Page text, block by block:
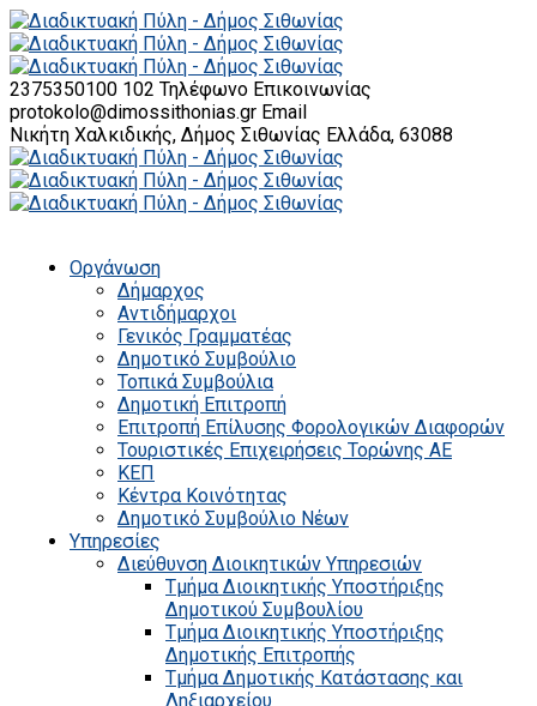
2375350100 102 Τηλέφωνο Επικοινωνίας
protokolo@dimossithonias.gr Email
Νικήτη Χαλκιδικής, Δήμος Σιθωνίας Ελλάδα, 63088
Οργάνωση
Δήμαρχος
Αντιδήμαρχοι
Γενικός Γραμματέας
Δημοτικό Συμβούλιο
Τοπικά Συμβούλια
Δημοτική Επιτροπή
Επιτροπή Επίλυσης Φορολογικών Διαφορών
Τουριστικές Επιχειρήσεις Τορώνης ΑΕ
ΚΕΠ
Κέντρα Κοινότητας
Δημοτικό Συμβούλιο Νέων
Υπηρεσίες
Διεύθυνση Διοικητικών Υπηρεσιών
Τμήμα Διοικητικής Υποστήριξης
Δημοτικού Συμβουλίου
Τμήμα Διοικητικής Υποστήριξης
Δημοτικής Επιτροπής
Τμήμα Δημοτικής Κατάστασης και
Ληξιαρχείου